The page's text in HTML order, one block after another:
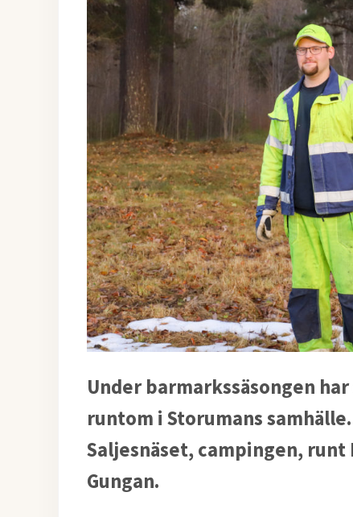
Under barmarkssäsongen
runtom i Storumans
Saljesnäset, campingen,
Gungan.